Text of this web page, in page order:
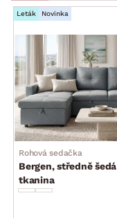
Leták Novinka
Rohová sedačka
Bergen, středně šedá
tkanina